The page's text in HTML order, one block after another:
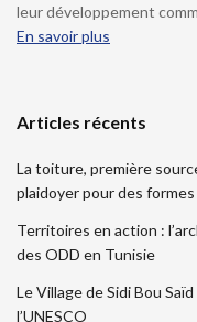
leur développement
En savoir plus
Articles récents
La toiture, première
plaidoyer pour des
Territoires en action :
des ODD en Tunisie
Le Village de Sidi Bou
l’UNESCO